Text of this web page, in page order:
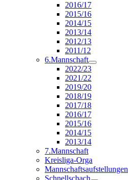
2016/17
2015/16
2014/15
2013/14
2012/13
2011/12
6.Mannschaft
2022/23
2021/22
2019/20
2018/19
2017/18
2016/17
2015/16
2014/15
2013/14
7.Mannschaft
Kreisliga-Orga
Mannschaftsaufstellungen
Schnellschach